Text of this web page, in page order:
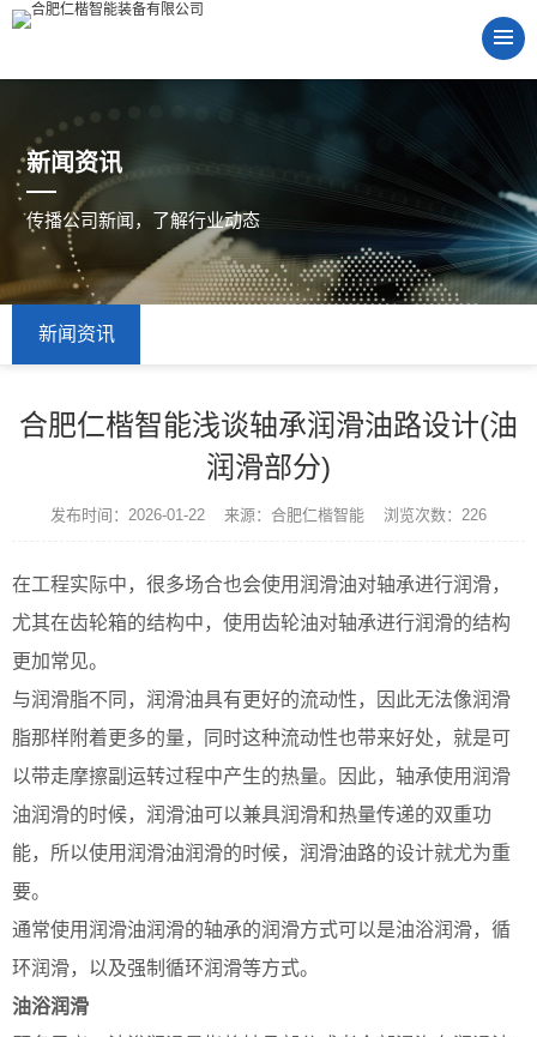
新闻资讯
传播公司新闻，了解行业动态
新闻资讯
合肥仁楷智能浅谈轴承润滑油路设计(油
润滑部分)
发布时间：2026-01-22 来源：合肥仁楷智能 浏览次数：226
在工程实际中，很多场合也会使用润滑油对轴承进行润滑，
尤其在齿轮箱的结构中，使用齿轮油对轴承进行润滑的结构
更加常见。
与润滑脂不同，润滑油具有更好的流动性，因此无法像润滑
脂那样附着更多的量，同时这种流动性也带来好处，就是可
以带走摩擦副运转过程中产生的热量。因此，轴承使用润滑
油润滑的时候，润滑油可以兼具润滑和热量传递的双重功
能，所以使用润滑油润滑的时候，润滑油路的设计就尤为重
要。
通常使用润滑油润滑的轴承的润滑方式可以是油浴润滑，循
环润滑，以及强制循环润滑等方式。
油浴润滑